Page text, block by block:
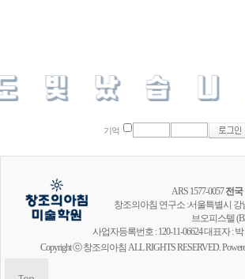
기억
ARS 1577-0057전국
창조의아침 연구소 :서울특별시 강
브오피스텔
사업자등록번호 : 120-11-06624 대표자 :
Copyright ⓒ 창조의아침 ALL RIGHTS RESERVED.